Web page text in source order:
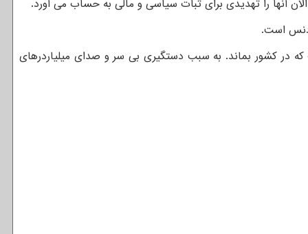
آنها را تهدیدی برای ثبات سیاسی و مالی به حساب می آورد.
دنس است.
کشور بماند. به سبب دستگیری بی سر و صدای میلیاردرهای